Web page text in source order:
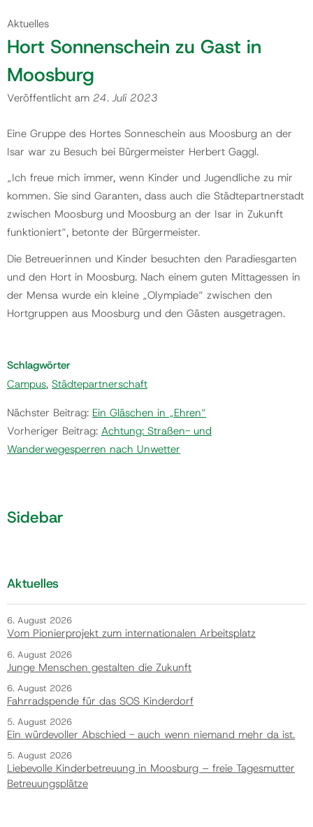
Aktuelles
Hort Sonnenschein zu Gast in
Moosburg
Veröffentlicht am 24. Juli 2023
Eine Gruppe des Hortes Sonneschein aus Moosburg an der
Isar war zu Besuch bei Bürgermeister Herbert Gaggl.
„Ich freue mich immer, wenn Kinder und Jugendliche zu mir
kommen. Sie sind Garanten, dass auch die Städtepartnerstadt
zwischen Moosburg und Moosburg an der Isar in Zukunft
funktioniert“, betonte der Bürgermeister.
Die Betreuerinnen und Kinder besuchten den Paradiesgarten
und den Hort in Moosburg. Nach einem guten Mittagessen in
der Mensa wurde ein kleine „Olympiade“ zwischen den
Hortgruppen aus Moosburg und den Gästen ausgetragen.
Schlagwörter
Campus, Städtepartnerschaft
Nächster Beitrag: Ein Gläschen in „Ehren“
Vorheriger Beitrag: Achtung: Straßen- und
Wanderwegesperren nach Unwetter
Sidebar
Aktuelles
6. August 2026
Vom Pionierprojekt zum internationalen Arbeitsplatz
6. August 2026
Junge Menschen gestalten die Zukunft
6. August 2026
Fahrradspende für das SOS Kinderdorf
5. August 2026
Ein würdevoller Abschied - auch wenn niemand mehr da ist.
5. August 2026
Liebevolle Kinderbetreuung in Moosburg – freie Tagesmutter
Betreuungsplätze